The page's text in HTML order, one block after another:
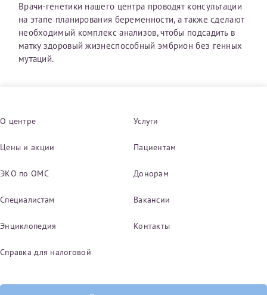
Врачи-генетики нашего центра проводят консультации
на этапе планирования беременности, а также сделают
необходимый комплекс анализов, чтобы подсадить в
матку здоровый жизнеспособный эмбрион без генных
мутаций.
О центре Услуги
Цены и акции Пациентам
ЭКО по ОМС Донорам
Специалистам Вакансии
Энциклопедия Контакты
Справка для налоговой